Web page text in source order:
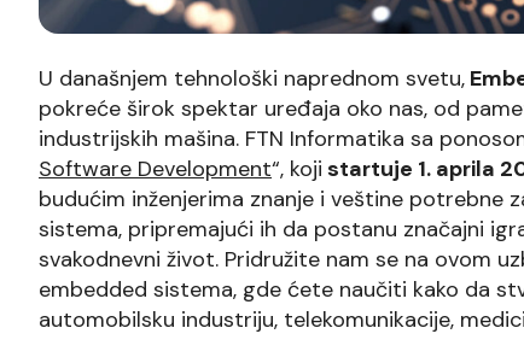
U današnjem tehnološki naprednom svetu,
pokreće širok spektar uređaja oko nas, od
industrijskih mašina. FTN Informatika sa
Software Development“, koji startuje 1. aprila
budućim inženjerima znanje i veštine potrebne
sistema, pripremajući ih da postanu značajni
svakodnevni život. Pridružite nam se na ovom
embedded sistema, gde ćete naučiti kako da
automobilsku industriju, telekomunikacije,